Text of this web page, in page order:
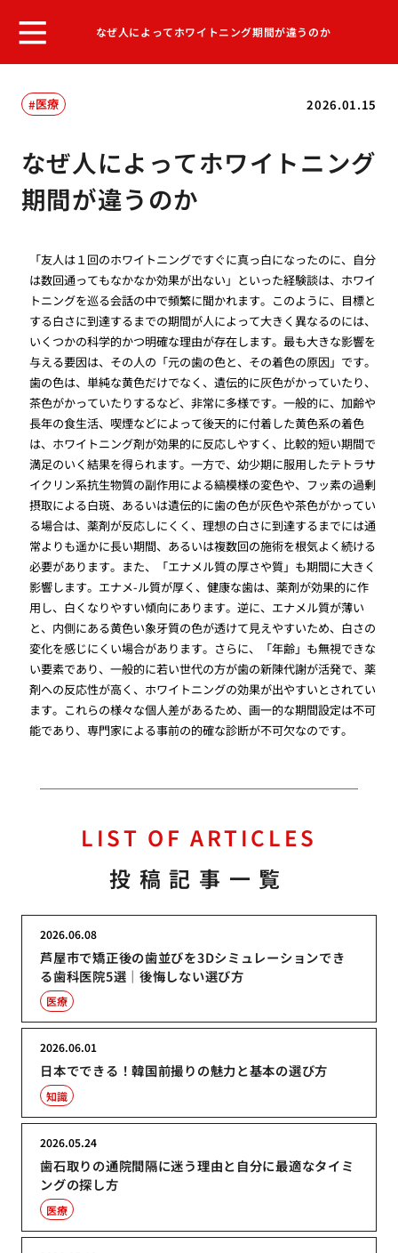
なぜ人によってホワイトニング期間が違うのか
2026.01.15
医療
なぜ人によってホワイトニング
期間が違うのか
「友人は１回のホワイトニングですぐに真っ白になったのに、自分
は数回通ってもなかなか効果が出ない」といった経験談は、ホワイ
トニングを巡る会話の中で頻繁に聞かれます。このように、目標と
する白さに到達するまでの期間が人によって大きく異なるのには、
いくつかの科学的かつ明確な理由が存在します。最も大きな影響を
与える要因は、その人の「元の歯の色と、その着色の原因」です。
歯の色は、単純な黄色だけでなく、遺伝的に灰色がかっていたり、
茶色がかっていたりするなど、非常に多様です。一般的に、加齢や
長年の食生活、喫煙などによって後天的に付着した黄色系の着色
は、ホワイトニング剤が効果的に反応しやすく、比較的短い期間で
満足のいく結果を得られます。一方で、幼少期に服用したテトラサ
イクリン系抗生物質の副作用による縞模様の変色や、フッ素の過剰
摂取による白斑、あるいは遺伝的に歯の色が灰色や茶色がかってい
る場合は、薬剤が反応しにくく、理想の白さに到達するまでには通
常よりも遥かに長い期間、あるいは複数回の施術を根気よく続ける
必要があります。また、「エナメル質の厚さや質」も期間に大きく
影響します。エナメ-ル質が厚く、健康な歯は、薬剤が効果的に作
用し、白くなりやすい傾向にあります。逆に、エナメル質が薄い
と、内側にある黄色い象牙質の色が透けて見えやすいため、白さの
変化を感じにくい場合があります。さらに、「年齢」も無視できな
い要素であり、一般的に若い世代の方が歯の新陳代謝が活発で、薬
剤への反応性が高く、ホワイトニングの効果が出やすいとされてい
ます。これらの様々な個人差があるため、画一的な期間設定は不可
能であり、専門家による事前の的確な診断が不可欠なのです。
LIST OF ARTICLES
投稿記事一覧
芦屋市で矯正後の歯並びを3Dシミュレーションでき
る歯科医院5選｜後悔しない選び方
2026.06.08
医療
日本でできる！韓国前撮りの魅力と基本の選び方
2026.06.01
知識
歯石取りの通院間隔に迷う理由と自分に最適なタイミ
ングの探し方
2026.05.24
医療